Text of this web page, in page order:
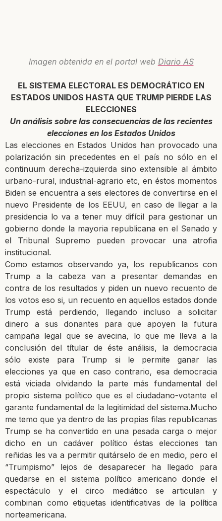
Imagen obtenida en el portal web Diario AS
EL SISTEMA ELECTORAL ES DEMOCRÁTICO EN
ESTADOS UNIDOS HASTA QUE TRUMP PIERDE LAS
ELECCIONES
Un análisis sobre las consecuencias de las recientes
elecciones en los Estados Unidos
Las elecciones en Estados Unidos han provocado una
polarización sin precedentes en el país no sólo en el
continuum derecha-izquierda sino extensible al ámbito
urbano-rural, industrial-agrario etc, en éstos momentos
Biden se encuentra a seis electores de convertirse en el
nuevo Presidente de los EEUU, en caso de llegar a la
presidencia lo va a tener muy difícil para gestionar un
gobierno donde la mayoria republicana en el Senado y
el Tribunal Supremo pueden provocar una atrofia
institucional.
Como estamos observando ya, los republicanos con
Trump a la cabeza van a presentar demandas en
contra de los resultados y piden un nuevo recuento de
los votos eso si, un recuento en aquellos estados donde
Trump está perdiendo, llegando incluso a solicitar
dinero a sus donantes para que apoyen la futura
campaña legal que se avecina, lo que me lleva a la
conclusión del títular de éste análisis, la democracia
sólo existe para Trump si le permite ganar las
elecciones ya que en caso contrario, esa democracia
está viciada olvidando la parte más fundamental del
propio sistema político que es el ciudadano-votante el
garante fundamental de la legitimidad del sistema.Mucho
me temo que ya dentro de las propias filas republicanas
Trump se ha convertido en una pesada carga o mejor
dicho en un cadáver político éstas elecciones tan
reñidas les va a permitir quitárselo de en medio, pero el
“Trumpismo” lejos de desaparecer ha llegado para
quedarse en el sistema político americano donde el
espectáculo y el circo mediático se articulan y
combinan como etiquetas identificativas de la política
norteamericana.